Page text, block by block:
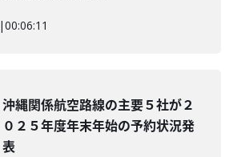
|00:06:11
沖縄関係航空路線の主要５社が２
０２５年度年末年始の予約状況発
表